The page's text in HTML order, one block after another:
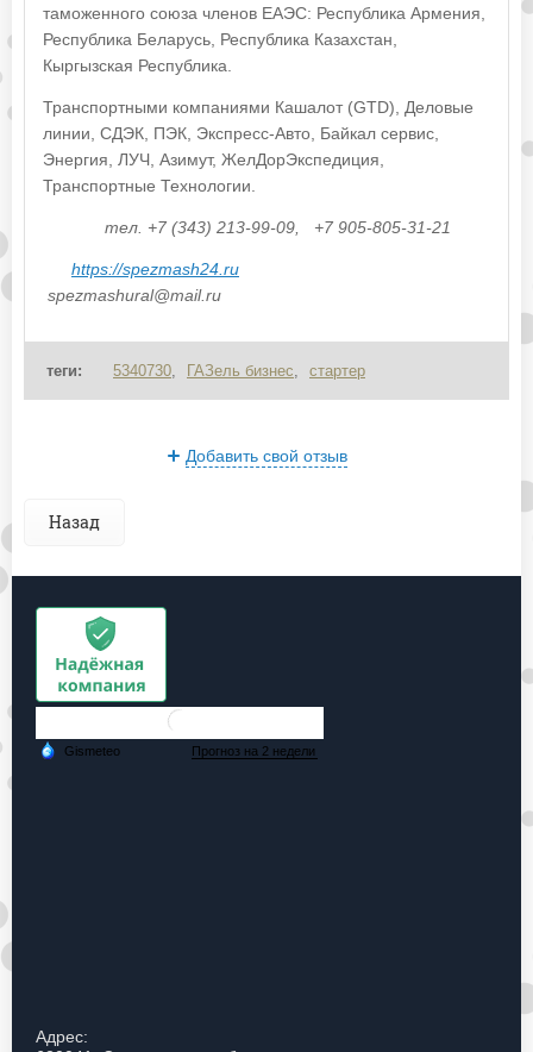
таможенного союза членов ЕАЭС: Республика Армения,
Республика Беларусь, Республика Казахстан,
Кыргызская Республика.
Транспортными компаниями Кашалот (GTD), Деловые
линии, СДЭК, ПЭК, Экспресс-Авто, Байкал сервис,
Энергия, ЛУЧ, Азимут, ЖелДорЭкспедиция,
Транспортные Технологии.
тел. +7 (343) 213-99-09, +7 905-805-31-21
https://spezmash24.ru
spezmashural@mail.ru
теги: 5340730, ГАЗель бизнес, стартер
Добавить свой отзыв
Назад
Адрес: